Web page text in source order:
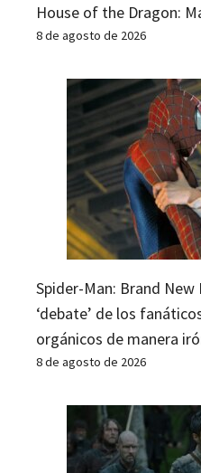
House of the Dragon:
8 de agosto de 2026
Spider-Man: Brand
‘debate’ de los
orgánicos de manera
8 de agosto de 2026